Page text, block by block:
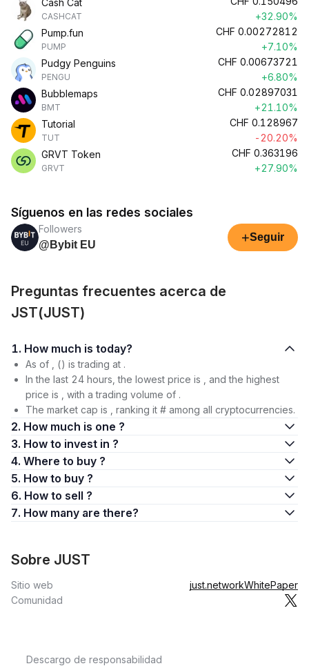
Cash Cat
CASHCAT
+32.90%
Pump.fun
PUMP
CHF 0.00272812
+7.10%
Pudgy Penguins
PENGU
CHF 0.00673721
+6.80%
Bubblemaps
BMT
CHF 0.02897031
+21.10%
Tutorial
TUT
CHF 0.128967
-20.20%
GRVT Token
GRVT
CHF 0.363196
+27.90%
Síguenos en las redes sociales
Followers
@Bybit EU
+Seguir
Preguntas frecuentes acerca de
JST(JUST)
1. How much is today?
As of , () is trading at .
In the last 24 hours, the lowest price is , and the highest
price is , with a trading volume of .
The market cap is , ranking it # among all cryptocurrencies.
2. How much is one ?
3. How to invest in ?
4. Where to buy ?
5. How to buy ?
6. How to sell ?
7. How many are there?
Sobre JUST
Sitio web just.networkWhitePaper
Comunidad
Descargo de responsabilidad